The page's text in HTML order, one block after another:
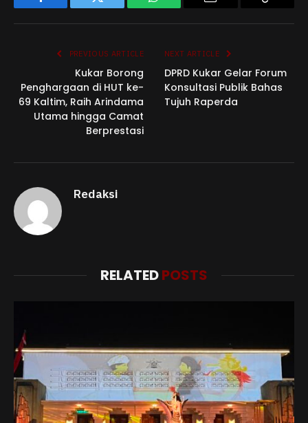
Facebook Twitter WhatsApp
PREVIOUS ARTICLE
Kukar Borong
Penghargaan di HUT ke-
69 Kaltim, Raih Arindama
Utama hingga Camat
Berprestasi
NEXT ARTICLE
DPRD Kukar Gelar Forum
Konsultasi Publik Bahas
Tujuh Raperda
Redaksi
RELATEDPOSTS